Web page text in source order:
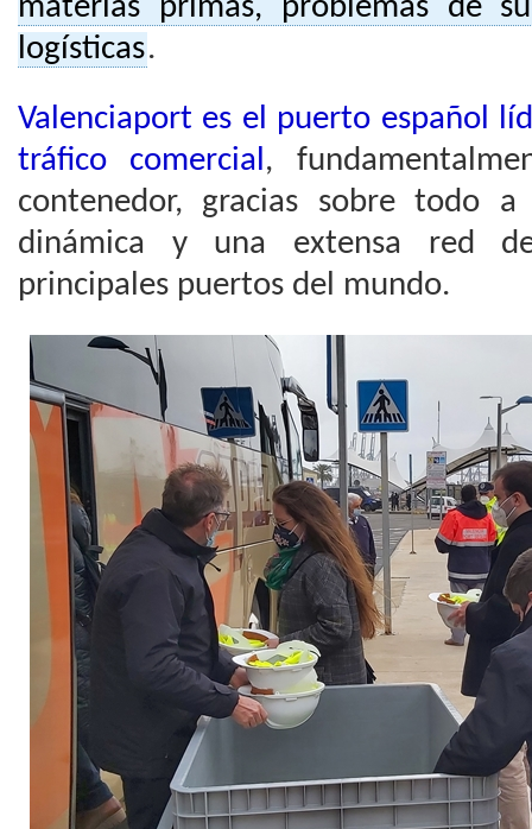
materias primas, problemas de
logísticas.
Valenciaport es el puerto español
tráfico comercial,
contenedor, gracias sobre todo
dinámica y una extensa red
principales puertos del mundo.